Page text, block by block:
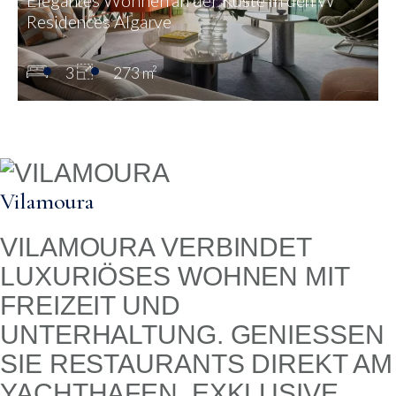
Residences Algarve
3 273 m²
Vilamoura
VILAMOURA VERBINDET
LUXURIÖSES WOHNEN MIT
FREIZEIT UND
UNTERHALTUNG. GENIESSEN S
IE RESTAURANTS DIREKT AM Y